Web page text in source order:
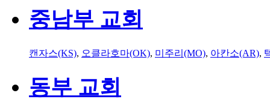
중남부 교회
캔자스(KS), 오클라호마(OK), 미주리(MO), 아칸소(AR),
동부 교회